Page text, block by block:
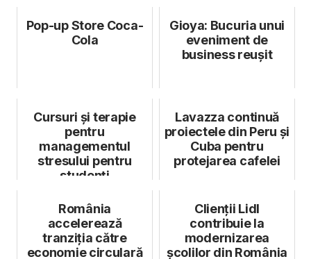
Pop-up Store Coca-
Cola
Gioya: Bucuria unui
eveniment de
business reușit
Cursuri și terapie
pentru
managementul
stresului pentru
studenți
Lavazza continuă
proiectele din Peru și
Cuba pentru
protejarea cafelei
România
accelerează
tranziția către
economie circulară
Clienții Lidl
contribuie la
modernizarea
școlilor din România